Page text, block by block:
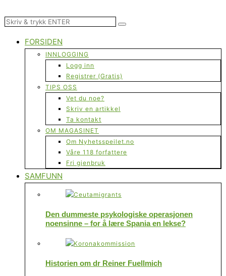
FORSIDEN
INNLOGGING
Logg inn
Registrer (Gratis)
TIPS OSS
Vet du noe?
Skriv en artikkel
Ta kontakt
OM MAGASINET
Om Nyhetsspeilet.no
Våre 118 forfattere
Fri gjenbruk
SAMFUNN
Den dummeste psykologiske operasjonen
noensinne – for å lære Spania en lekse?
Historien om dr Reiner Fuellmich